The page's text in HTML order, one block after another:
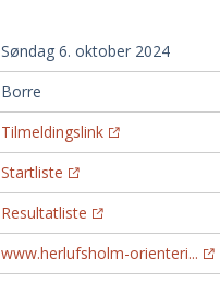
søndag 6. oktober 2024
Borre
Tilmeldingslink
Startliste
Resultatliste
www.herlufsholm-orienteri...